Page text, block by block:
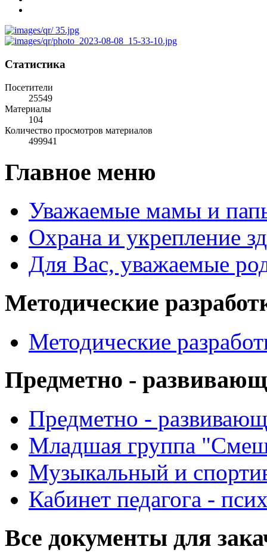
Статистика
Посетители
25549
Материалы
104
Количество просмотров материалов
499941
Главное меню
Уважаемые мамы и
Охрана и укрепление
Для Вас, уважаемые
Методические
Методические
Предметно -
Предметно -
Младшая группа
Музыкальный и
Кабинет педагога -
Все документы для